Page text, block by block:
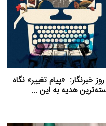
خبرنگار: «پیام تغییر» نگاه
هدیه به این ...